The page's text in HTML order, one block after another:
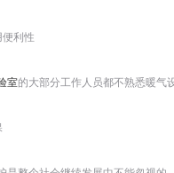
利性
室的大部分工作人员都不熟悉暖气